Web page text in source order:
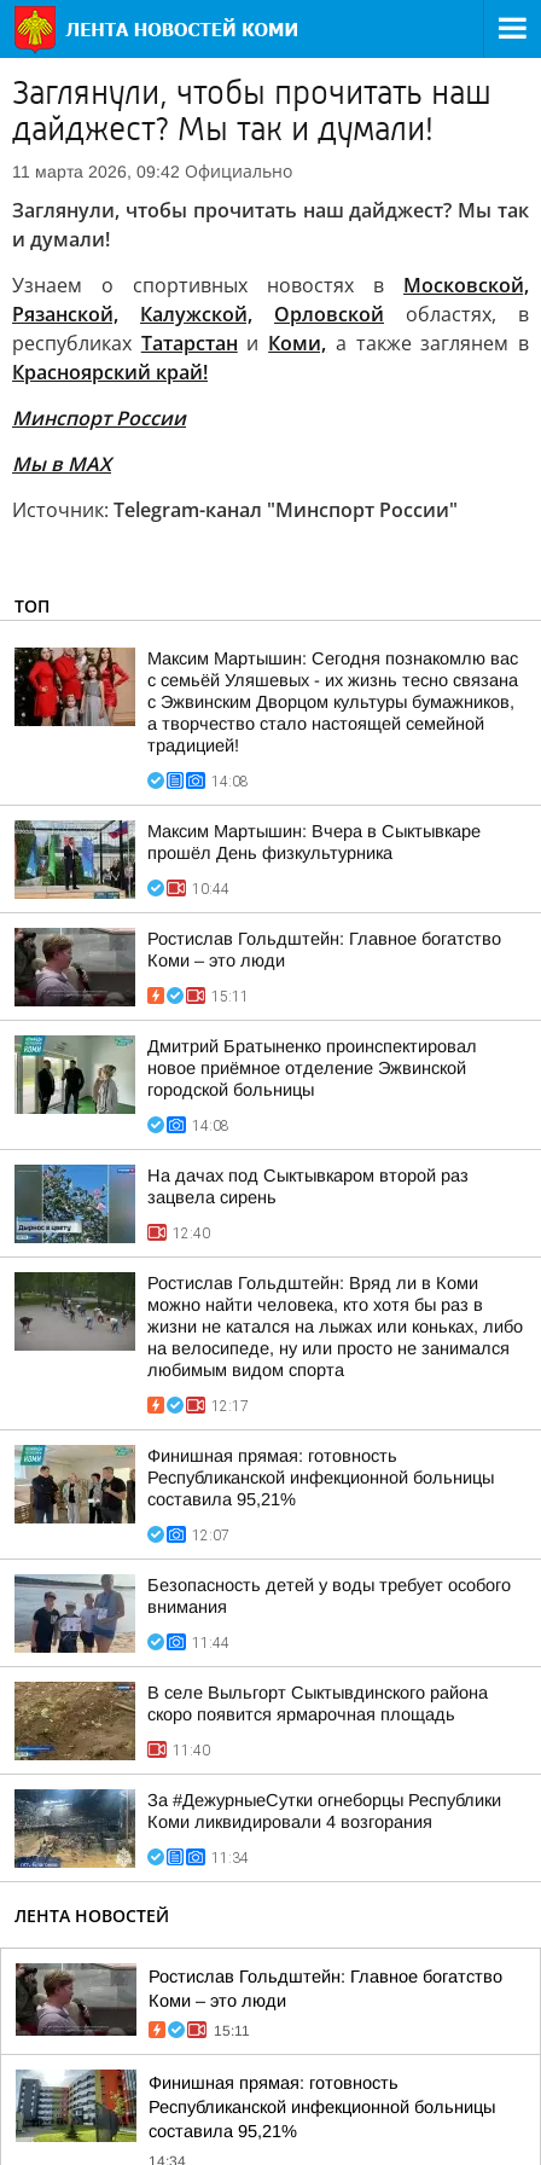
Заглянули, чтобы прочитать наш
дайджест? Мы так и думали!
11 марта 2026, 09:42 Официально
Заглянули, чтобы прочитать наш дайджест? Мы так
и думали!
Узнаем о спортивных новостях в Московской,
Рязанской,
Калужской, Орловской областях, в
республиках Татарстан и Коми, а также заглянем в
Красноярский край!
Минспорт России
Мы в MAX
Источник: Telegram-канал "Минспорт России"
ТОП
Максим Мартышин: Сегодня познакомлю вас
с семьёй Уляшевых - их жизнь тесно связана
с Эжвинским Дворцом культуры бумажников,
а творчество стало настоящей семейной
традицией!
14:08
Максим Мартышин: Вчера в Сыктывкаре
прошёл День физкультурника
10:44
Ростислав Гольдштейн: Главное богатство
Коми – это люди
15:11
Дмитрий Братыненко проинспектировал
новое приёмное отделение Эжвинской
городской больницы
14:08
На дачах под Сыктывкаром второй раз
зацвела сирень
12:40
Ростислав Гольдштейн: Вряд ли в Коми
можно найти человека, кто хотя бы раз в
жизни не катался на лыжах или коньках, либо
на велосипеде, ну или просто не занимался
любимым видом спорта
12:17
Финишная прямая: готовность
Республиканской инфекционной больницы
составила 95,21%
12:07
Безопасность детей у воды требует особого
внимания
11:44
В селе Выльгорт Сыктывдинского района
скоро появится ярмарочная площадь
11:40
За #ДежурныеСутки огнеборцы Республики
Коми ликвидировали 4 возгорания
11:34
ЛЕНТА НОВОСТЕЙ
Ростислав Гольдштейн: Главное богатство
Коми – это люди
15:11
Финишная прямая: готовность
Республиканской инфекционной больницы
составила 95,21%
14:34